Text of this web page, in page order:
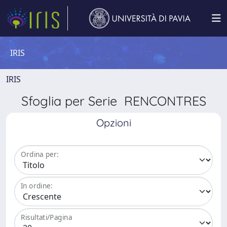
IRIS
IRIS
Sfoglia per Serie RENCONTRES
Opzioni
Ordina per:
In ordine:
Risultati/Pagina